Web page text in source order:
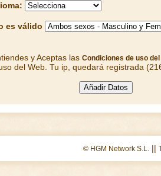
es válido
y Aceptas las Condiciones de uso del
del Web. Tu ip, quedará registrada
© HGM Network S.L. ||